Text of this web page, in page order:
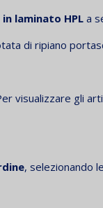
laminato HPL a
di ripiano
visualizzare gli
, selezionando